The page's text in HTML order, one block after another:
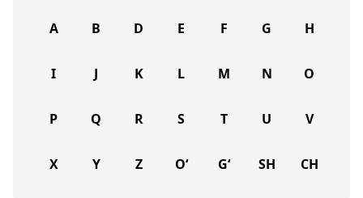
A B D E F G H
I J K L M N O
P Q R S T U V
X Y Z O‘ G‘ SH CH